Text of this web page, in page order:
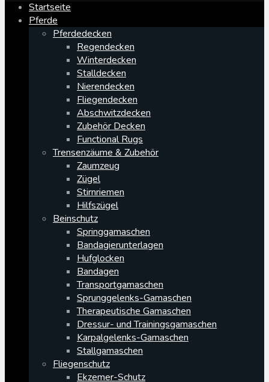
Startseite
Pferde
Pferdedecken
Regendecken
Winterdecken
Stalldecken
Nierendecken
Fliegendecken
Abschwitzdecken
Zubehör Decken
Functional Rugs
Trensenzäume & Zubehör
Zaumzeug
Zügel
Stirnriemen
Hilfszügel
Beinschutz
Springgamaschen
Bandagierunterlagen
Hufglocken
Bandagen
Transportgamaschen
Sprunggelenks-Gamaschen
Therapeutische Gamaschen
Dressur- und Trainingsgamaschen
Karpalgelenks-Gamaschen
Stallgamaschen
Fliegenschutz
Ekzemer-Schutz